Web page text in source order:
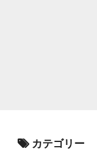
カテゴリー